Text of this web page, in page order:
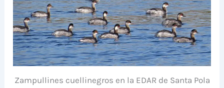
Zampullines cuellinegros en la EDAR de Santa Pola